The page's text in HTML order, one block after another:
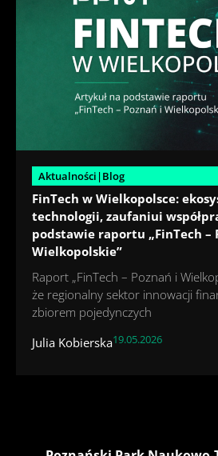
Aktualności|Blog
FinTech w Wielkopolsce:
technologii, zaufaniui
podstawie raportu „FinTech –
Wielkopolskie”
Raport „FinTech – Poznań i
że regionalny sektor innowacji
zbiorem pojedynczych
Julia Kobierska19.05.2026